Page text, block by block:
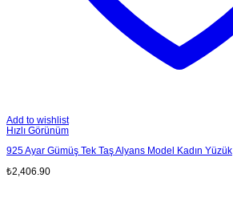
Add to wishlist
Hızlı Görünüm
925 Ayar Gümüş Tek Taş Alyans Model Kadın Yüzük
₺2,406.90